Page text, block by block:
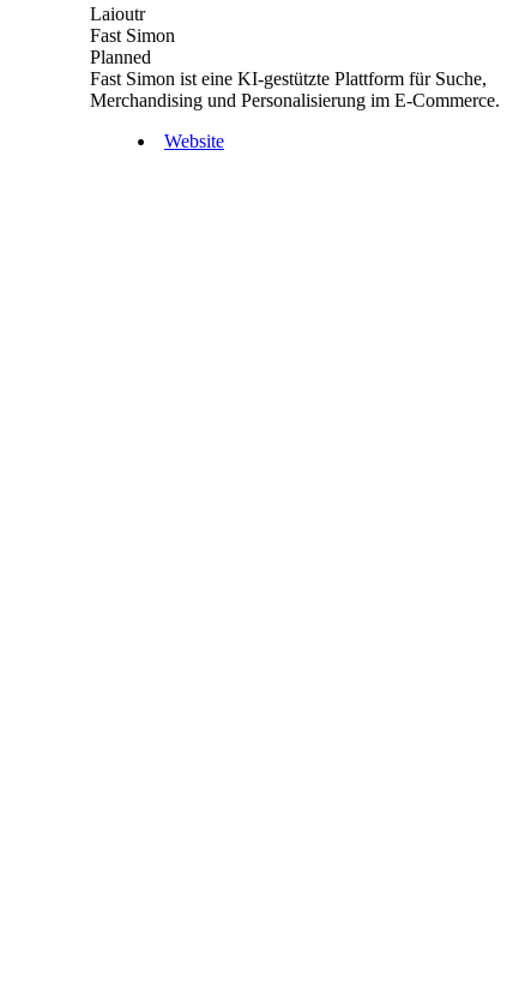
Laioutr
Fast Simon
Planned
Fast Simon ist eine KI-gestützte Plattform für Suche,
Merchandising und Personalisierung im E-Commerce.
Website